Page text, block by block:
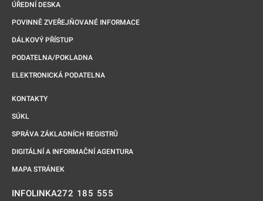
ÚŘEDNÍ DESKA
POVINNĚ ZVEŘEJŇOVANÉ INFORMACE
DÁLKOVÝ PŘÍSTUP
PODATELNA/POKLADNA
ELEKTRONICKÁ PODATELNA
KONTAKTY
SÚKL
SPRÁVA ZÁKLADNÍCH REGISTRŮ
DIGITÁLNÍ A INFORMAČNÍ AGENTURA
MAPA STRÁNEK
INFOLINKA272 185 555